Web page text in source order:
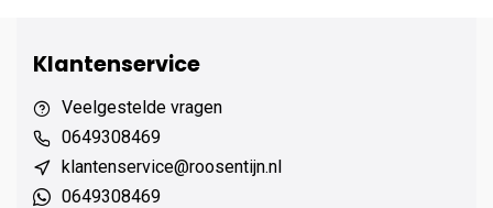
Klantenservice
Veelgestelde vragen
0649308469
klantenservice@roosentijn.nl
0649308469